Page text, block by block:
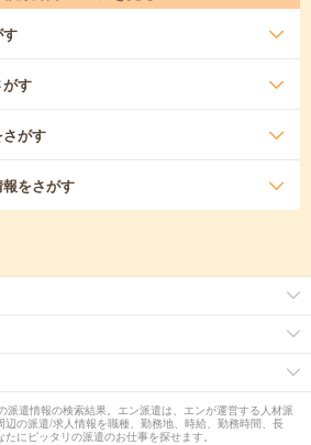
す
がす
をさがす
派遣情報の検索結果。エン派遣は、エンが運営する人材派
の派遣/求人情報を職種、勤務地、時給、勤務時間、長
にピッタリの派遣のお仕事を探せます。